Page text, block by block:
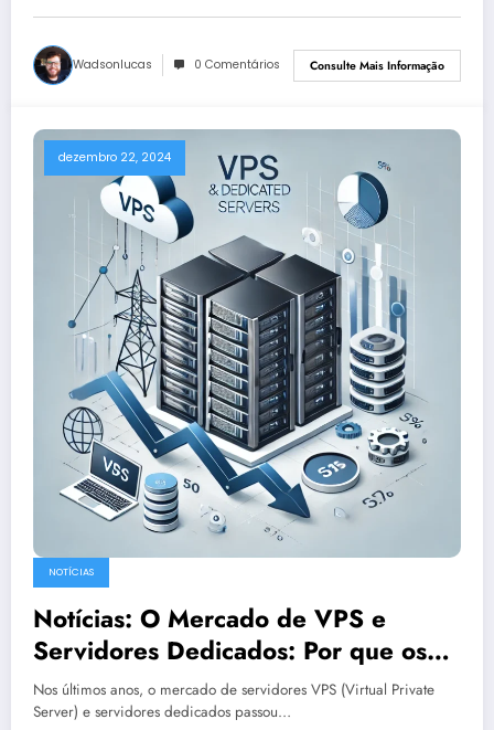
Wadsonlucas 0 Comentários Consulte Mais Informação
dezembro 22, 2024
NOTÍCIAS
Notícias: O Mercado de VPS e
Servidores Dedicados: Por que os
Preços Estão Caindo?
Nos últimos anos, o mercado de servidores VPS (Virtual Private
Server) e servidores dedicados passou…